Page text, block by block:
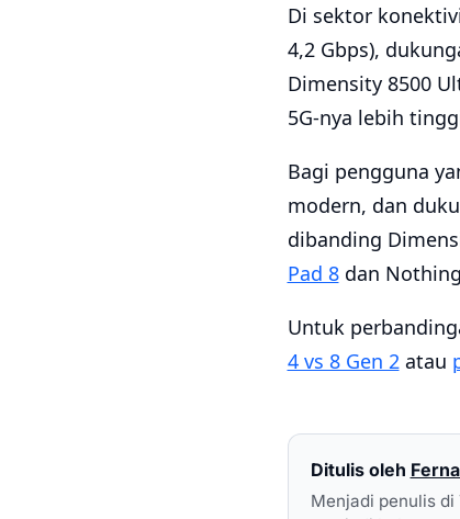
Di sektor
4,2 Gbps),
Dimensity 8500
5G-nya lebih
Bagi pengguna
modern, dan
dibanding
Pad 8dan
Untuk
4 vs 8 Gen 2atau
Ditulis oleh
Menjadi penulis di